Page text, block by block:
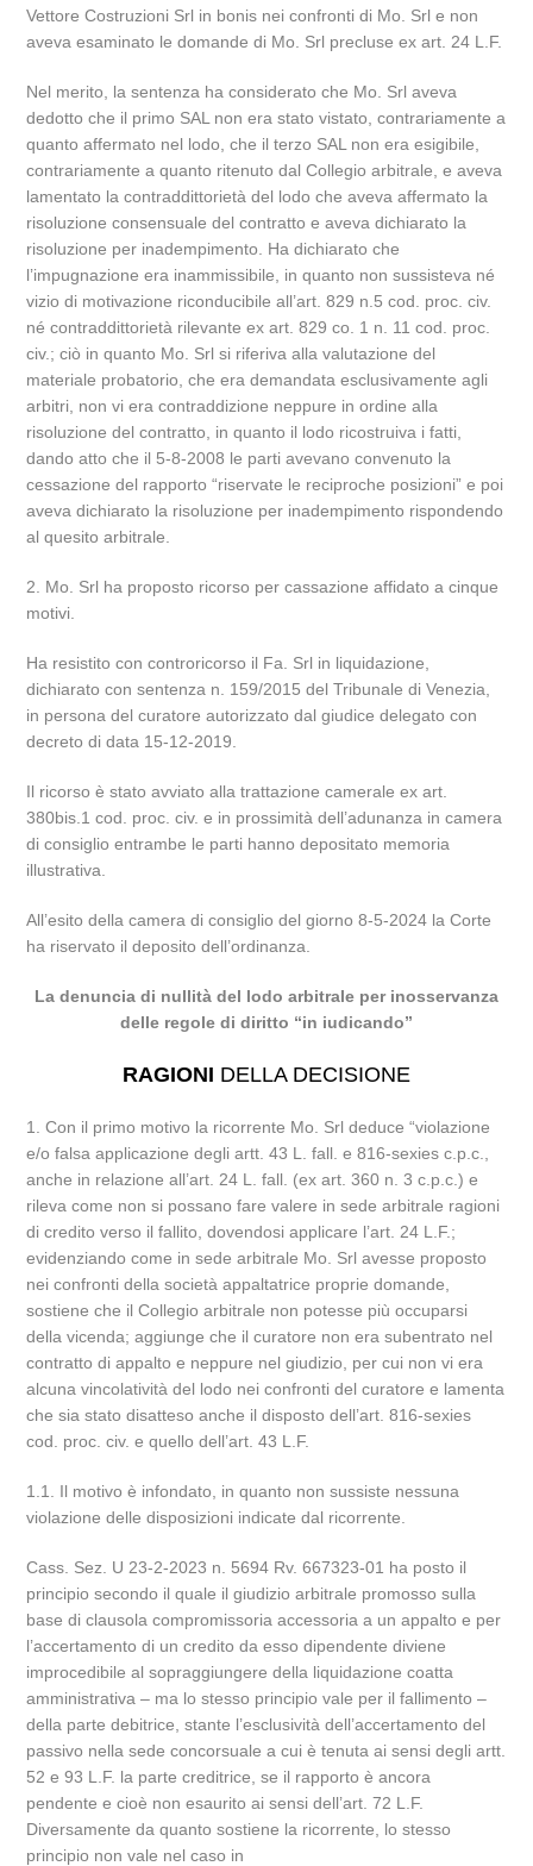
Vettore Costruzioni Srl in bonis nei confronti di Mo. Srl e non
aveva esaminato le domande di Mo. Srl precluse ex art. 24 L.F.
Nel merito, la sentenza ha considerato che Mo. Srl aveva
dedotto che il primo SAL non era stato vistato, contrariamente a
quanto affermato nel lodo, che il terzo SAL non era esigibile,
contrariamente a quanto ritenuto dal Collegio arbitrale, e aveva
lamentato la contraddittorietà del lodo che aveva affermato la
risoluzione consensuale del contratto e aveva dichiarato la
risoluzione per inadempimento. Ha dichiarato che
l’impugnazione era inammissibile, in quanto non sussisteva né
vizio di motivazione riconducibile all’art. 829 n.5 cod. proc. civ.
né contraddittorietà rilevante ex art. 829 co. 1 n. 11 cod. proc.
civ.; ciò in quanto Mo. Srl si riferiva alla valutazione del
materiale probatorio, che era demandata esclusivamente agli
arbitri, non vi era contraddizione neppure in ordine alla
risoluzione del contratto, in quanto il lodo ricostruiva i fatti,
dando atto che il 5-8-2008 le parti avevano convenuto la
cessazione del rapporto “riservate le reciproche posizioni” e poi
aveva dichiarato la risoluzione per inadempimento rispondendo
al quesito arbitrale.
2. Mo. Srl ha proposto ricorso per cassazione affidato a cinque
motivi.
Ha resistito con controricorso il Fa. Srl in liquidazione,
dichiarato con sentenza n. 159/2015 del Tribunale di Venezia,
in persona del curatore autorizzato dal giudice delegato con
decreto di data 15-12-2019.
Il ricorso è stato avviato alla trattazione camerale ex art.
380bis.1 cod. proc. civ. e in prossimità dell’adunanza in camera
di consiglio entrambe le parti hanno depositato memoria
illustrativa.
All’esito della camera di consiglio del giorno 8-5-2024 la Corte
ha riservato il deposito dell’ordinanza.
La denuncia di nullità del lodo arbitrale per inosservanza
delle regole di diritto “in iudicando”
RAGIONI DELLA DECISIONE
1. Con il primo motivo la ricorrente Mo. Srl deduce “violazione
e/o falsa applicazione degli artt. 43 L. fall. e 816-sexies c.p.c.,
anche in relazione all’art. 24 L. fall. (ex art. 360 n. 3 c.p.c.) e
rileva come non si possano fare valere in sede arbitrale ragioni
di credito verso il fallito, dovendosi applicare l’art. 24 L.F.;
evidenziando come in sede arbitrale Mo. Srl avesse proposto
nei confronti della società appaltatrice proprie domande,
sostiene che il Collegio arbitrale non potesse più occuparsi
della vicenda; aggiunge che il curatore non era subentrato nel
contratto di appalto e neppure nel giudizio, per cui non vi era
alcuna vincolatività del lodo nei confronti del curatore e lamenta
che sia stato disatteso anche il disposto dell’art. 816-sexies
cod. proc. civ. e quello dell’art. 43 L.F.
1.1. Il motivo è infondato, in quanto non sussiste nessuna
violazione delle disposizioni indicate dal ricorrente.
Cass. Sez. U 23-2-2023 n. 5694 Rv. 667323-01 ha posto il
principio secondo il quale il giudizio arbitrale promosso sulla
base di clausola compromissoria accessoria a un appalto e per
l’accertamento di un credito da esso dipendente diviene
improcedibile al sopraggiungere della liquidazione coatta
amministrativa – ma lo stesso principio vale per il fallimento –
della parte debitrice, stante l’esclusività dell’accertamento del
passivo nella sede concorsuale a cui è tenuta ai sensi degli artt.
52 e 93 L.F. la parte creditrice, se il rapporto è ancora
pendente e cioè non esaurito ai sensi dell’art. 72 L.F.
Diversamente da quanto sostiene la ricorrente, lo stesso
principio non vale nel caso in